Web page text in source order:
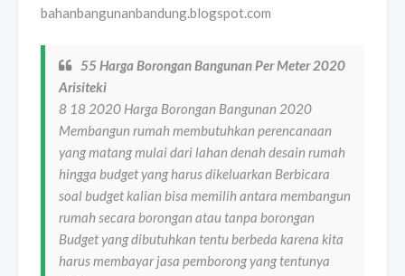
bahanbangunanbandung.blogspot.com
55 Harga Borongan Bangunan Per Meter 2020
Arisiteki
8 18 2020 Harga Borongan Bangunan 2020
Membangun rumah membutuhkan perencanaan
yang matang mulai dari lahan denah desain rumah
hingga budget yang harus dikeluarkan Berbicara
soal budget kalian bisa memilih antara membangun
rumah secara borongan atau tanpa borongan
Budget yang dibutuhkan tentu berbeda karena kita
harus membayar jasa pemborong yang tentunya